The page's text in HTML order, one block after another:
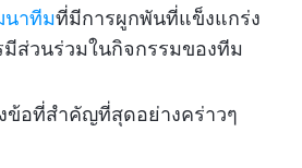
าทีมที่มีการผูกพันที่แข็งแกร่ง
มีส่วนร่วมในกิจกรรมของทีม
ข้อที่สำคัญที่สุดอย่างคร่าวๆ